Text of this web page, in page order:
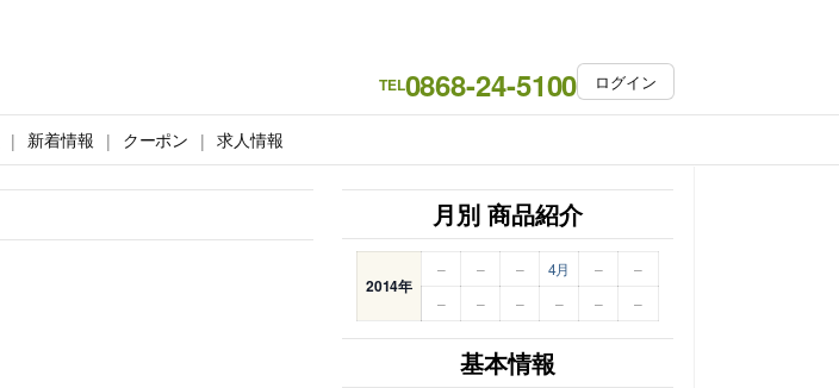
TEL0868-24-5100 ログイン
新着情報 クーポン 求人情報
月別 商品紹介
2014年
– – – 4月 –
–
–
– – – – –
基本情報